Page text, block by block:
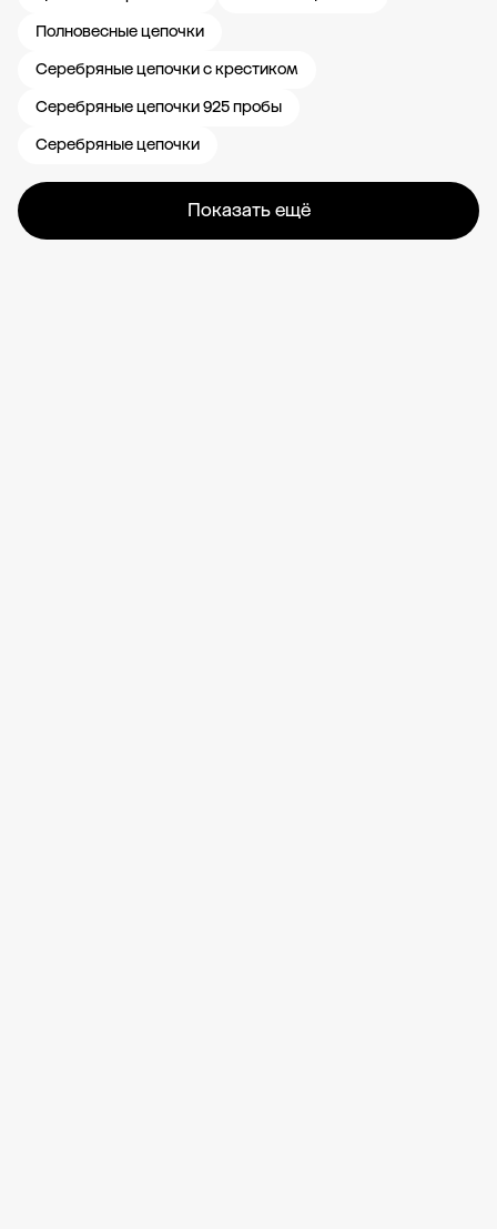
Полновесные цепочки
Серебряные цепочки с крестиком
Серебряные цепочки 925 пробы
Серебряные цепочки
Показать ещё